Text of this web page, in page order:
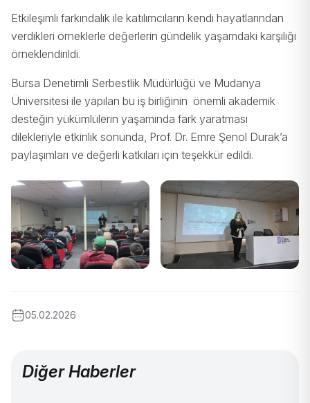
Etkileşimli farkındalık ile katılımcıların kendi hayatlarından
verdikleri örneklerle değerlerin gündelik yaşamdaki karşılığı
örneklendirildi.
Bursa Denetimli Serbestlik Müdürlüğü ve Mudanya
Üniversitesi ile yapılan bu iş birliğinin önemli akademik
desteğin yükümlülerin yaşamında fark yaratması
dilekleriyle etkinlik sonunda, Prof. Dr. Emre Şenol Durak’a
paylaşımları ve değerli katkıları için teşekkür edildi.
05.02.2026
Diğer Haberler